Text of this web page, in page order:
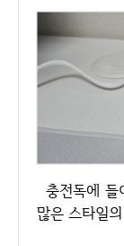
충전독에 들어오는 RGB LED도 상당히 괜찮군요. 꽤
많은 스타일